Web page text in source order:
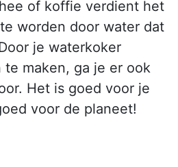
of koffie verdient het
worden door water dat
je waterkoker
te maken, ga je er ook
Het is goed voor je
voor de planeet!